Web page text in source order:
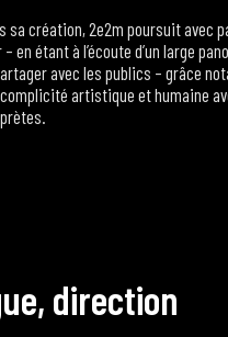
sa création, 2e2m poursuit avec
en étant à l’écoute d’un large
avec les publics – grâce
artistique et humaine
ue, direction